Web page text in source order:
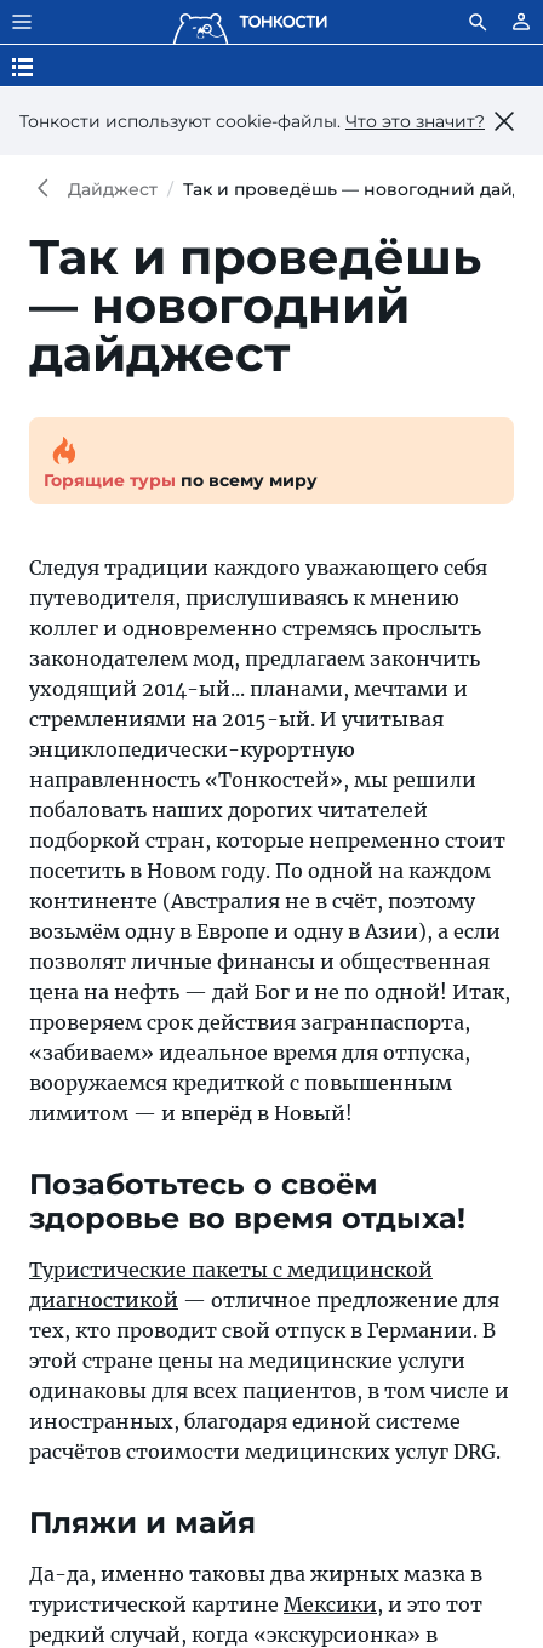
Тонкости используют сookie-файлы. Что это значит?
Дайджест Так и проведёшь — новогодний
Так и проведёшь
— новогодний
дайджест
Горящие туры по всему миру
Следуя традиции каждого уважающего себя
путеводителя, прислушиваясь к мнению
коллег и одновременно стремясь прослыть
законодателем мод, предлагаем закончить
уходящий 2014-ый... планами, мечтами и
стремлениями на 2015-ый. И учитывая
энциклопедически-курортную
направленность «Тонкостей», мы решили
побаловать наших дорогих читателей
подборкой стран, которые непременно стоит
посетить в Новом году. По одной на каждом
континенте (Австралия не в счёт, поэтому
возьмём одну в Европе и одну в Азии), а если
позволят личные финансы и общественная
цена на нефть — дай Бог и не по одной! Итак,
проверяем срок действия загранпаспорта,
«забиваем» идеальное время для отпуска,
вооружаемся кредиткой с повышенным
лимитом — и вперёд в Новый!
Позаботьтесь о своём
здоровье во время отдыха!
Туристические пакеты с медицинской
диагностикой — отличное предложение для
тех, кто проводит свой отпуск в Германии. В
этой стране цены на медицинские услуги
одинаковы для всех пациентов, в том числе и
иностранных, благодаря единой системе
расчётов стоимости медицинских услуг DRG.
Пляжи и майя
Да-да, именно таковы два жирных мазка в
туристической картине Мексики, и это тот
редкий случай, когда «экскурсионка» в